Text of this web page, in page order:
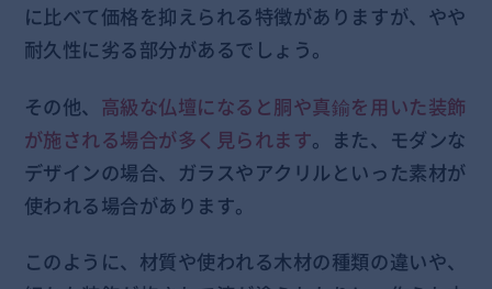
に比べて価格を抑えられる特徴がありますが、やや
耐久性に劣る部分があるでしょう。
その他、 高級な仏壇になると胴や真鍮を用いた装飾
が施される場合が多く見られます。また、モダンな
デザインの場合、ガラスやアクリルといった素材が
使われる場合があります。
このように、材質や使われる木材の種類の違いや、